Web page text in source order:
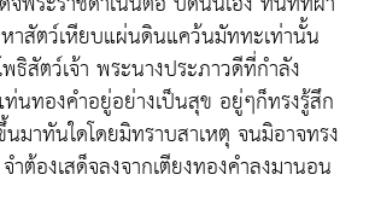
าสัตว์เหียบแผ่นดินแคว้นมัททะเท่านั้น
ธิสัตว์เจ้า พระนางประภาวดีที่กำลัง
นทองคำอยู่อย่างเป็นสุข อยู่ๆก็ทรงรู้สึก
มาทันใดโดยมิทราบสาเหตุ จนมิอาจทรง
ต้องเสด็จลงจากเตียงทองคำลงมานอน